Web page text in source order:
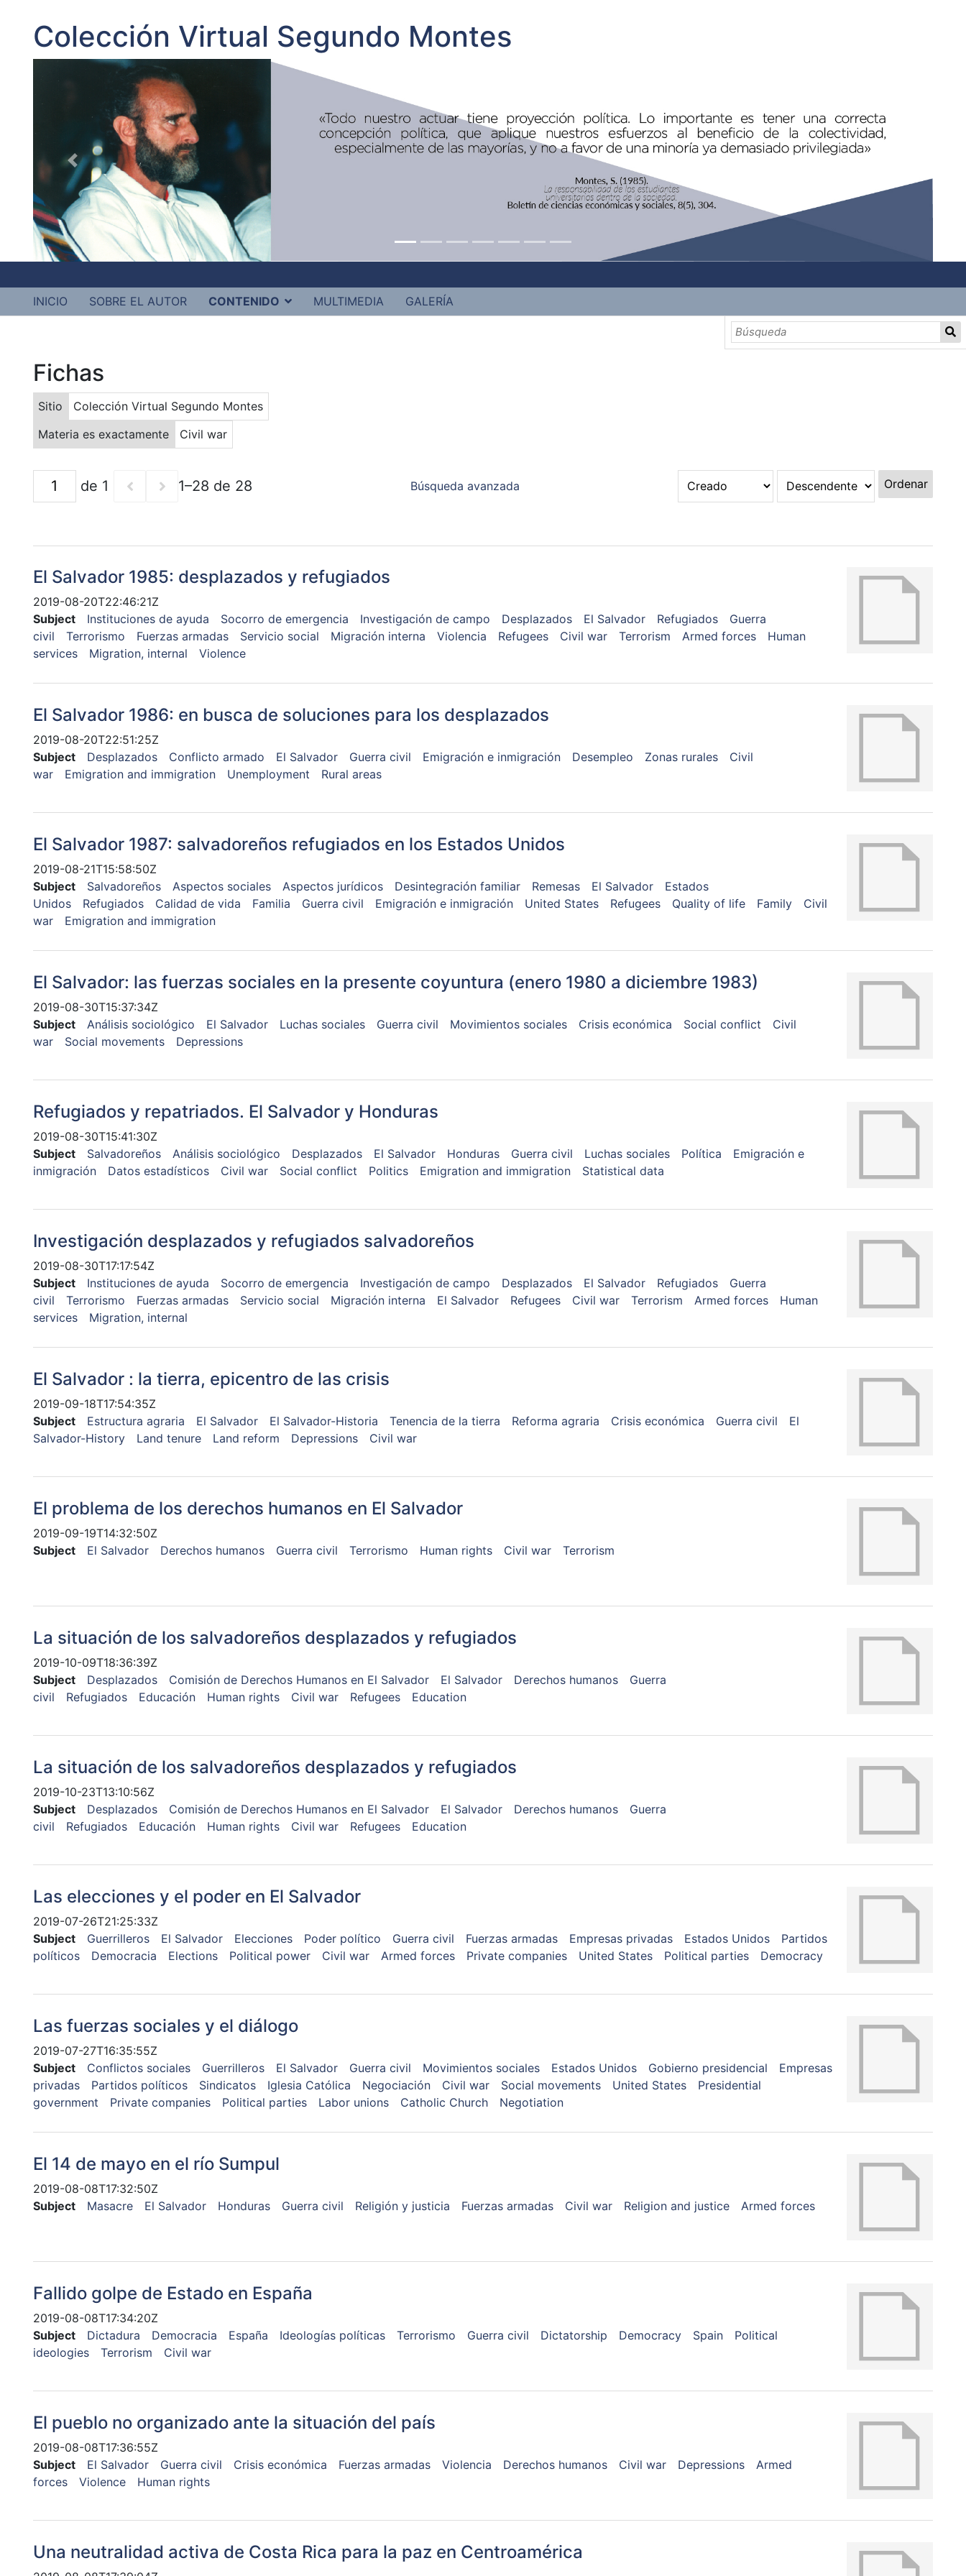
Colección Virtual Segundo Montes
INICIO SOBRE EL AUTOR CONTENIDO MULTIMEDIA GALERÍA
Fichas
Sitio
Colección Virtual Segundo Montes
Materia es exactamente
Civil war
de 1 1–28 de 28 Búsqueda avanzada Ordenar
El Salvador 1985: desplazados y refugiados
2019-08-20T22:46:21Z
Subject
Instituciones de ayuda Socorro de emergencia Investigación de campo Desplazados El Salvador Refugiados
Guerra
civil
Terrorismo Fuerzas armadas Servicio social Migración interna Violencia Refugees Civil war Terrorism Armed forces
Human
services
Migration, internal Violence
El Salvador 1986: en busca de soluciones para los desplazados
2019-08-20T22:51:25Z
Subject
Desplazados Conflicto armado El Salvador Guerra civil Emigración e inmigración Desempleo Zonas rurales
Civil
war
Emigration and immigration Unemployment Rural areas
El Salvador 1987: salvadoreños refugiados en los Estados Unidos
2019-08-21T15:58:50Z
Subject
Salvadoreños Aspectos sociales Aspectos jurídicos Desintegración familiar Remesas El Salvador
Estados
Unidos
Refugiados Calidad de vida Familia Guerra civil Emigración e inmigración United States Refugees Quality of life Family
Civil
war
Emigration and immigration
El Salvador: las fuerzas sociales en la presente coyuntura (enero 1980 a diciembre 1983)
2019-08-30T15:37:34Z
Subject
Análisis sociológico El Salvador Luchas sociales Guerra civil Movimientos sociales Crisis económica Social conflict
Civil
war
Social movements Depressions
Refugiados y repatriados. El Salvador y Honduras
2019-08-30T15:41:30Z
Subject
Salvadoreños Análisis sociológico Desplazados El Salvador Honduras Guerra civil Luchas sociales Política
Emigración e
inmigración
Datos estadísticos Civil war Social conflict Politics Emigration and immigration Statistical data
Investigación desplazados y refugiados salvadoreños
2019-08-30T17:17:54Z
Subject
Instituciones de ayuda Socorro de emergencia Investigación de campo Desplazados El Salvador Refugiados
Guerra
civil
Terrorismo Fuerzas armadas Servicio social Migración interna El Salvador Refugees Civil war Terrorism Armed forces
Human
services
Migration, internal
El Salvador : la tierra, epicentro de las crisis
2019-09-18T17:54:35Z
Subject
Estructura agraria El Salvador El Salvador-Historia Tenencia de la tierra Reforma agraria Crisis económica Guerra civil
El
Salvador-History
Land tenure Land reform Depressions Civil war
El problema de los derechos humanos en El Salvador
2019-09-19T14:32:50Z
Subject
El Salvador Derechos humanos Guerra civil Terrorismo Human rights Civil war Terrorism
La situación de los salvadoreños desplazados y refugiados
2019-10-09T18:36:39Z
Subject
Desplazados Comisión de Derechos Humanos en El Salvador El Salvador Derechos humanos
Guerra
civil
Refugiados Educación Human rights Civil war Refugees Education
La situación de los salvadoreños desplazados y refugiados
2019-10-23T13:10:56Z
Subject
Desplazados Comisión de Derechos Humanos en El Salvador El Salvador Derechos humanos
Guerra
civil
Refugiados Educación Human rights Civil war Refugees Education
Las elecciones y el poder en El Salvador
2019-07-26T21:25:33Z
Subject
Guerrilleros El Salvador Elecciones Poder político Guerra civil Fuerzas armadas Empresas privadas Estados Unidos
Partidos
políticos
Democracia Elections Political power Civil war Armed forces Private companies United States Political parties Democracy
Las fuerzas sociales y el diálogo
2019-07-27T16:35:55Z
Subject
Conflictos sociales Guerrilleros El Salvador Guerra civil Movimientos sociales Estados Unidos Gobierno presidencial
Empresas
privadas
Partidos políticos Sindicatos Iglesia Católica Negociación Civil war Social movements United States
Presidential
government
Private companies Political parties Labor unions Catholic Church Negotiation
El 14 de mayo en el río Sumpul
2019-08-08T17:32:50Z
Subject
Masacre El Salvador Honduras Guerra civil Religión y justicia Fuerzas armadas Civil war Religion and justice Armed forces
Fallido golpe de Estado en España
2019-08-08T17:34:20Z
Subject
Dictadura Democracia España Ideologías políticas Terrorismo Guerra civil Dictatorship Democracy Spain
Political
ideologies
Terrorism Civil war
El pueblo no organizado ante la situación del país
2019-08-08T17:36:55Z
Subject
El Salvador Guerra civil Crisis económica Fuerzas armadas Violencia Derechos humanos Civil war Depressions
Armed
forces
Violence Human rights
Una neutralidad activa de Costa Rica para la paz en Centroamérica